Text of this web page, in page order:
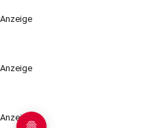
Anzeige
Anzeige
Anzeige